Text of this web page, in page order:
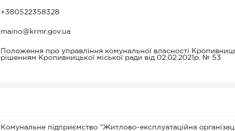
+380522358328
maino@krmr.gov.ua
Положення про управління комунальної власності
рішенням Кропивницької міської ради від 02.02.2021р. № 53
Комунальне підприємство “Житлово-експлуатаційна